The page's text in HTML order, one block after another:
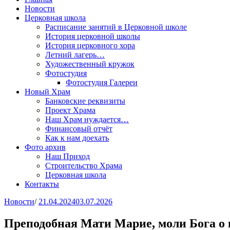
Новости
Церковная школа
Расписание занятий в Церковной школе
История церковной школы
История церковного хора
Летний лагерь…
Художественный кружок
Фотостудия
Фотостудия Галереи
Новый Храм
Банковские реквизиты
Проект Храма
Наш Храм нуждается…
Финансовый отчёт
Как к нам доехать
Фото архив
Наш Приход
Строительство Храма
Церковная школа
Контакты
Новости/ 21.04.202403.07.2026
Преподобная Мати Марие, моли Бога о